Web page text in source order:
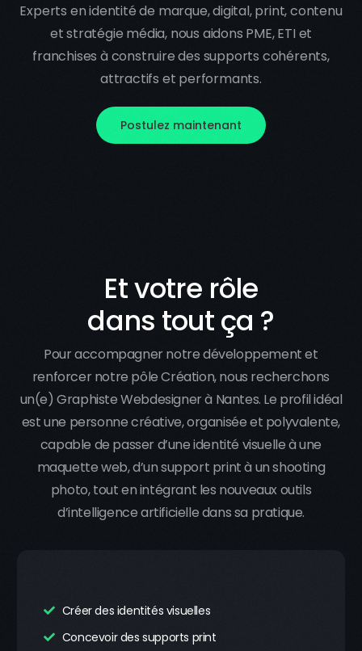
Experts en identité de marque, digital, print, contenu
et stratégie média, nous aidons PME, ETI et
franchises à construire des supports cohérents,
attractifs et performants.
Postulez maintenant
Et votre rôle
dans tout ça ?
Pour accompagner notre développement et
renforcer notre pôle Création, nous recherchons
un(e) Graphiste Webdesigner à Nantes. Le profil idéal
est une personne créative, organisée et polyvalente,
capable de passer d’une identité visuelle à une
maquette web, d’un support print à un shooting
photo, tout en intégrant les nouveaux outils
d’intelligence artificielle dans sa pratique.
Créer des identités visuelles
Concevoir des supports print